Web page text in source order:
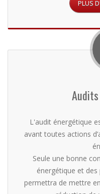
L'audit énergétique
avant toutes actions
Seule une bonne
énergétique et des
permettra de mettre